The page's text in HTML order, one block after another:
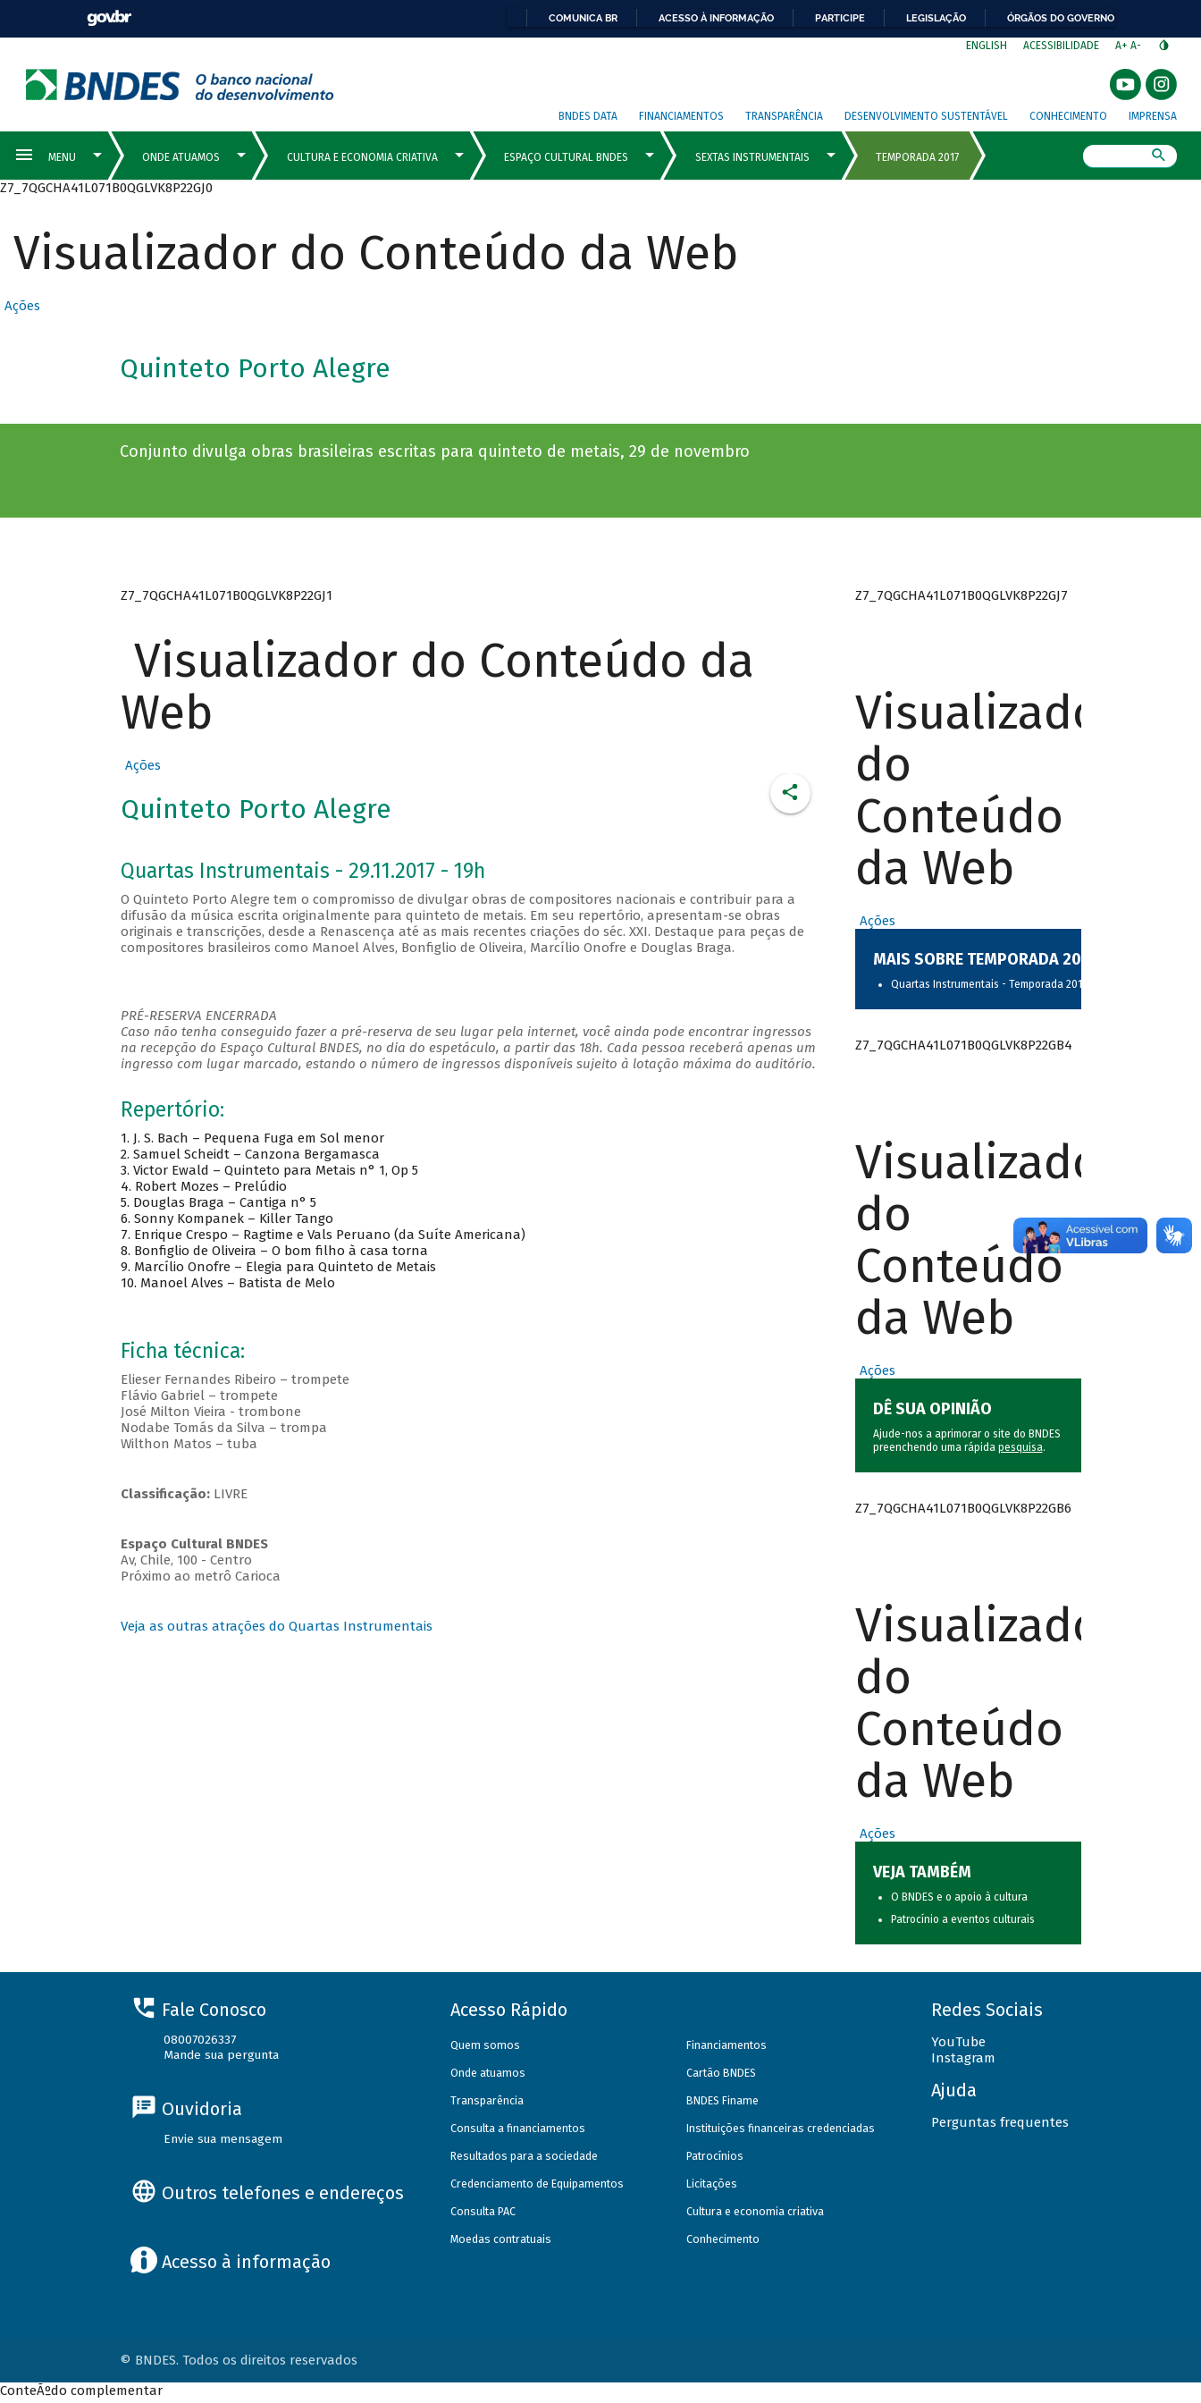
COMUNICA BR ACESSO À INFORMAÇÃO PARTICIPE LEGISLAÇÃO ÓRGÃOS DO GOVERNO
ENGLISH ACESSIBILIDADE A+ A-
BNDES DATA FINANCIAMENTOS TRANSPARÊNCIA DESENVOLVIMENTO SUSTENTÁVEL CONHECIMENTO IMPRENSA
Z7_7QGCHA41L071B0QGLVK8P22GJ0
Visualizador do Conteúdo da Web
Ações
Quinteto Porto Alegre
Conjunto divulga obras brasileiras escritas para quinteto de metais, 29 de novembro
Z7_7QGCHA41L071B0QGLVK8P22GJ1
Visualizador do Conteúdo da
Web
Ações
Quinteto Porto Alegre
Quartas Instrumentais - 29.11.2017 - 19h
O Quinteto Porto Alegre tem o compromisso de divulgar obras de compositores nacionais e contribuir para a
difusão da música escrita originalmente para quinteto de metais. Em seu repertório, apresentam-se obras
originais e transcrições, desde a Renascença até as mais recentes criações do séc. XXI. Destaque para peças de
compositores brasileiros como Manoel Alves, Bonfiglio de Oliveira, Marcílio Onofre e Douglas Braga.
PRÉ-RESERVA ENCERRADA
Caso não tenha conseguido fazer a pré-reserva de seu lugar pela internet, você ainda pode encontrar ingressos
na recepção do Espaço Cultural BNDES, no dia do espetáculo, a partir das 18h. Cada pessoa receberá apenas um
ingresso com lugar marcado, estando o número de ingressos disponíveis sujeito à lotação máxima do auditório.
Repertório:
1. J. S. Bach – Pequena Fuga em Sol menor
2. Samuel Scheidt – Canzona Bergamasca
3. Victor Ewald – Quinteto para Metais n° 1, Op 5
4. Robert Mozes – Prelúdio
5. Douglas Braga – Cantiga n° 5
6. Sonny Kompanek – Killer Tango
7. Enrique Crespo – Ragtime e Vals Peruano (da Suíte Americana)
8. Bonfiglio de Oliveira – O bom filho à casa torna
9. Marcílio Onofre – Elegia para Quinteto de Metais
10. Manoel Alves – Batista de Melo
Ficha técnica:
Elieser Fernandes Ribeiro – trompete
Flávio Gabriel – trompete
José Milton Vieira - trombone
Nodabe Tomás da Silva – trompa
Wilthon Matos – tuba
Classificação:LIVRE
Espaço Cultural BNDES
Av, Chile, 100 - Centro
Próximo ao metrô Carioca
Veja as outras atrações do Quartas Instrumentais
Z7_7QGCHA41L071B0QGLVK8P22GJ7
Visualizador
do
Conteúdo
da Web
Ações
MAIS SOBRE TEMPORADA 2017
Quartas Instrumentais - Temporada 2017
Z7_7QGCHA41L071B0QGLVK8P22GB4
Visualizador
do
Conteúdo
da Web
Ações
DÊ SUA OPINIÃO
Ajude-nos a aprimorar o site do BNDES
preenchendo uma rápida pesquisa.
Z7_7QGCHA41L071B0QGLVK8P22GB6
Visualizador
do
Conteúdo
da Web
Ações
VEJA TAMBÉM
O BNDES e o apoio à cultura
Patrocínio a eventos culturais
Fale Conosco
08007026337
Mande sua pergunta
Ouvidoria
Envie sua mensagem
Outros telefones e endereços
Acesso à informação
Acesso Rápido
Quem somos
Onde atuamos
Transparência
Consulta a financiamentos
Resultados para a sociedade
Credenciamento de Equipamentos
Consulta PAC
Moedas contratuais
Financiamentos
Cartão BNDES
BNDES Finame
Instituições financeiras credenciadas
Patrocínios
Licitações
Cultura e economia criativa
Conhecimento
Redes Sociais
YouTube
Instagram
Ajuda
Perguntas frequentes
© BNDES. Todos os direitos reservados
ConteÃºdo complementar